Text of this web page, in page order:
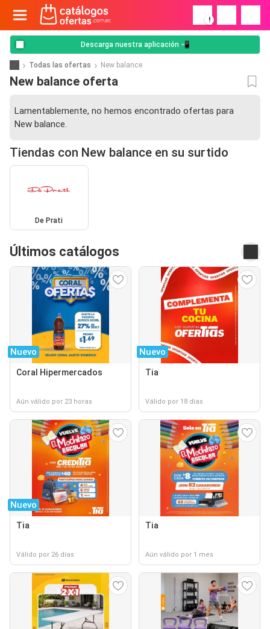
!
Descarga nuestra aplicación 📲
Todas las ofertas New balance
New balance oferta
Lamentablemente, no hemos encontrado ofertas para
New balance.
Tiendas con New balance en su surtido
De Prati
Últimos catálogos
Nuevo
Coral Hipermercados
Aún válido por 23 horas
Nuevo
Tia
Válido por 18 días
Nuevo
Tia
Válido por 26 días
Tia
Aún válido por 1 mes